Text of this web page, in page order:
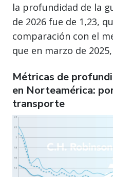
la profundidad de la
de 2026 fue de 1,23,
comparación con el
que en marzo de
Métricas de
en Norteamérica:
transporte